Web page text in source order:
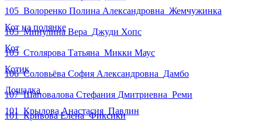
105_Волоренко Полина Александровна_Жемчужинка
105_Минулина Вера_Джуди Хопс
105_Столярова Татьяна_Микки Маус
106_Соловьëва София Александровна_Дамбо
107_Шаповалова Стефания Дмитриевна_Реми
101_Кривова Елена_Фиксики
Кот на полянке
Кот
Котик
Лошадка
101_Крылова Анастасия_Павлин